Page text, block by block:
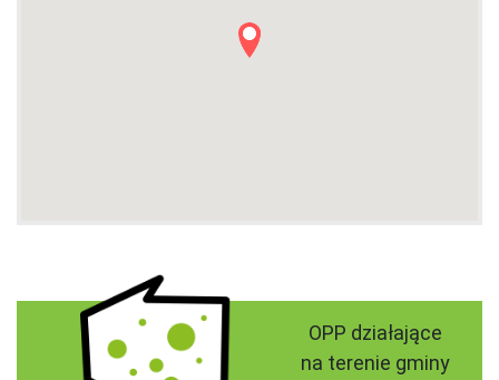
OPP działające
na terenie gminy